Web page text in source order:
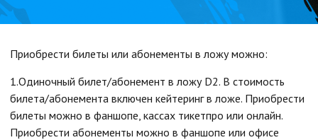
Приобрести билеты или абонементы в ложу можно:
1.Одиночный билет/абонемент в ложу D2. В стоимость
билета/абонемента включен кейтеринг в ложе. Приобрести
билеты можно в фаншопе, кассах тикетпро или онлайн.
Приобрести абонементы можно в фаншопе или офисе